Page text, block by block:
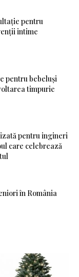
pentru
intime
pentru bebeluși
timpurie
pentru ingineri
care celebrează
în România